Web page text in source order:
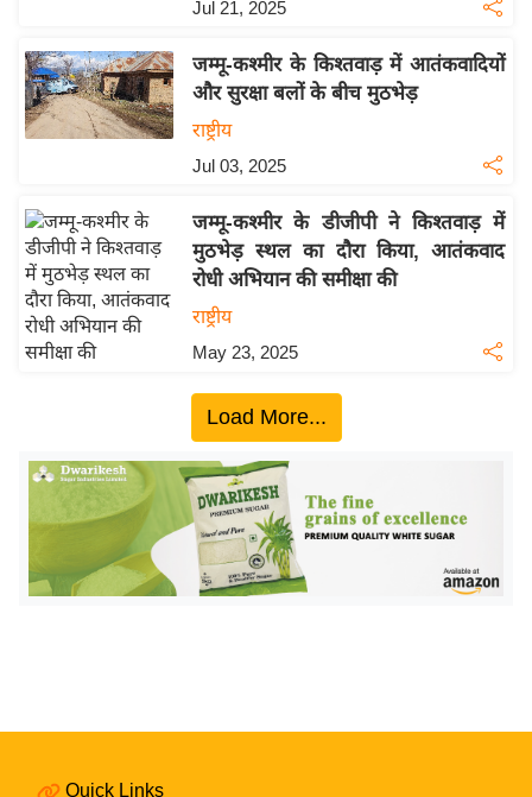
ल
बे
मि
ल
श
ख्सि
य
त
डि
हि
त्य
व
Jul 21, 2025
जम्मू-कश्मीर के किश्तवाड़ में आतंकवादियों
और सुरक्षा बलों के बीच मुठभेड़
राष्ट्रीय
Jul 03, 2025
जम्मू-कश्मीर के डीजीपी ने किश्तवाड़ में
मुठभेड़ स्थल का दौरा किया, आतंकवाद
रोधी अभियान की समीक्षा की
राष्ट्रीय
May 23, 2025
Load More...
Quick Links